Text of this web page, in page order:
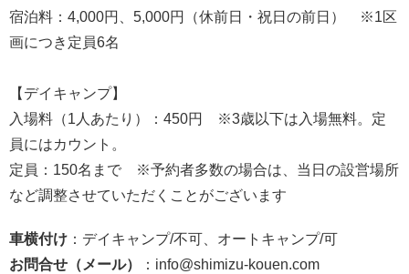
宿泊料：4,000円、5,000円（休前日・祝日の前日） ※1区
画につき定員6名
【デイキャンプ】
入場料（1人あたり）：450円 ※3歳以下は入場無料。定
員にはカウント。
定員：150名まで ※予約者多数の場合は、当日の設営場所
など調整させていただくことがございます
車横付け ：デイキャンプ/不可、オートキャンプ/可
お問合せ（メール）
：info@shimizu-kouen.com